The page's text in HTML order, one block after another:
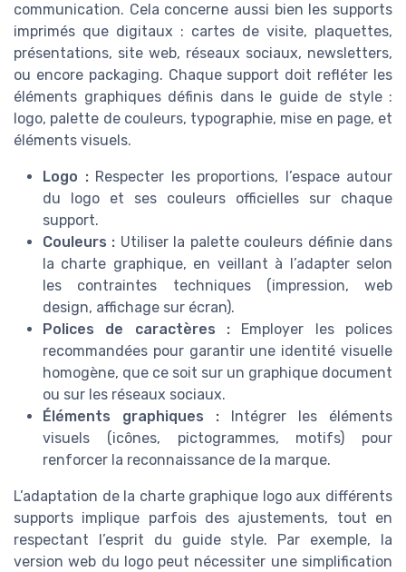
communication. Cela concerne aussi bien les supports
imprimés que digitaux : cartes de visite, plaquettes,
présentations, site web, réseaux sociaux, newsletters,
ou encore packaging. Chaque support doit refléter les
éléments graphiques définis dans le guide de style :
logo, palette de couleurs, typographie, mise en page, et
éléments visuels.
Logo :Respecter les proportions, l’espace autour
du logo et ses couleurs officielles sur chaque
support.
Couleurs : Utiliser la palette couleurs définie dans
la charte graphique, en veillant à l’adapter selon
les contraintes techniques (impression, web
design, affichage sur écran).
Polices de caractères : Employer les polices
recommandées pour garantir une identité visuelle
homogène, que ce soit sur un graphique document
ou sur les réseaux sociaux.
Éléments graphiques : Intégrer les éléments
visuels (icônes, pictogrammes, motifs) pour
renforcer la reconnaissance de la marque.
L’adaptation de la charte graphique logo aux différents
supports implique parfois des ajustements, tout en
respectant l’esprit du guide style. Par exemple, la
version web du logo peut nécessiter une simplification